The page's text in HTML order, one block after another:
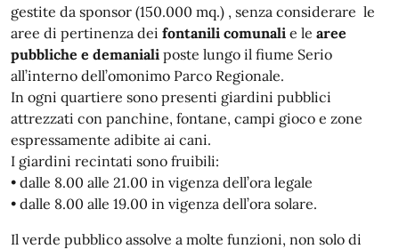
gestite da sponsor (150.000 mq.) , senza considerare le
aree di pertinenza dei fontanili comunali e le aree
pubbliche e demaniali poste lungo il fiume Serio
all’interno dell’omonimo Parco Regionale.
In ogni quartiere sono presenti giardini pubblici
attrezzati con panchine, fontane, campi gioco e zone
espressamente adibite ai cani.
I giardini recintati sono fruibili:
• dalle 8.00 alle 21.00 in vigenza dell’ora legale
• dalle 8.00 alle 19.00 in vigenza dell’ora solare.
Il verde pubblico assolve a molte funzioni, non solo di